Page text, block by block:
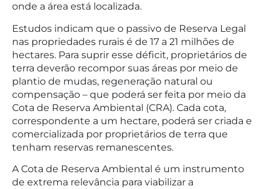
onde a área está localizada.
Estudos indicam que o passivo de Reserva Legal
nas propriedades rurais é de 17 a 21 milhões de
hectares. Para suprir esse déficit, proprietários de
terra deverão recompor suas áreas por meio de
plantio de mudas, regeneração natural ou
compensação – que poderá ser feita por meio da
Cota de Reserva Ambiental (CRA). Cada cota,
correspondente a um hectare, poderá ser criada e
comercializada por proprietários de terra que
tenham reservas remanescentes.
A Cota de Reserva Ambiental é um instrumento
de extrema relevância para viabilizar a